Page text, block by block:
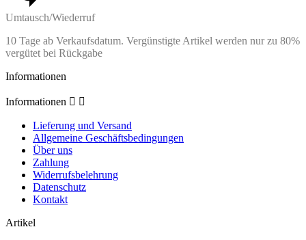
Umtausch/Wiederruf
10 Tage ab Verkaufsdatum. Vergünstigte Artikel werden nur zu 80%
vergütet bei Rückgabe
Informationen
Informationen  
Lieferung und Versand
Allgemeine Geschäftsbedingungen
Über uns
Zahlung
Widerrufsbelehrung
Datenschutz
Kontakt
Artikel